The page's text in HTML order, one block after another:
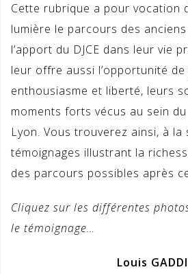
Cette rubrique a pour vocation
lumière le parcours des
l’apport du DJCE dans leur vie
leur offre aussi l’opportunité
enthousiasme et liberté, leurs
moments forts vécus au sein du
Lyon. Vous trouverez ainsi, à la
témoignages illustrant la
des parcours possibles après
Cliquez sur les différentes
le témoignage…
Louis GADDI